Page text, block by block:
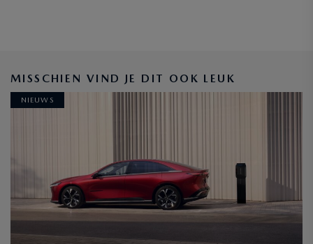
MISSCHIEN VIND JE DIT OOK LEUK
NIEUWS